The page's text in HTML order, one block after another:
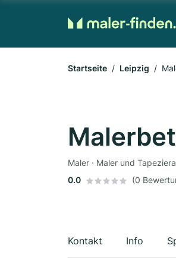
Startseite Leipzig
Maler · Maler und
0.0
(0
Kontakt Info